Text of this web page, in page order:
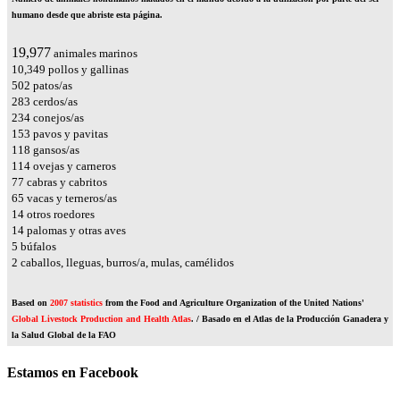
humano desde que abriste esta página.
23,901 animales marinos
12,382 pollos y gallinas
601 patos/as
339 cerdos/as
279 conejos/as
184 pavos y pavitas
142 gansos/as
137 ovejas y carneros
92 cabras y cabritos
78 vacas y terneros/as
17 otros roedores
17 palomas y otras aves
6 búfalos
2 caballos, lleguas, burros/a, mulas, camélidos
Based on 2007 statistics from the Food and Agriculture Organization of the United Nations'
Global Livestock Production and Health Atlas. / Basado en el Atlas de la Producción Ganadera y
la Salud Global de la FAO
Estamos en Facebook